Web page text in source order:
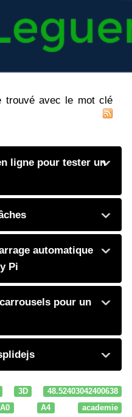
trouvé avec le mot clé
ligne pour tester un
automatique
Pi
pour un
3D
48.52403042400638
A0 A4
academie